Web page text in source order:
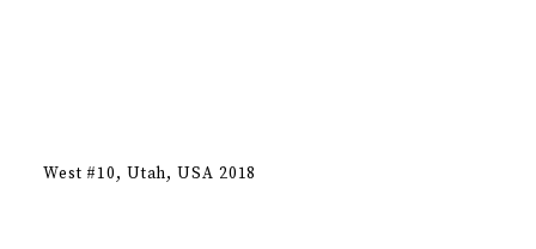
West #10 Utah, USA 2018